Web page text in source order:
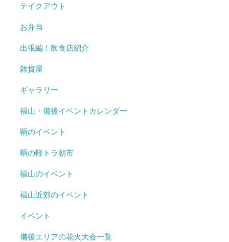
テイクアウト
お弁当
出張編！飲食店紹介
雑貨屋
ギャラリー
福山・備後イベントカレンダー
鞆のイベント
鞆の軽トラ朝市
福山のイベント
福山近郊のイベント
イベント
備後エリアの花火大会一覧